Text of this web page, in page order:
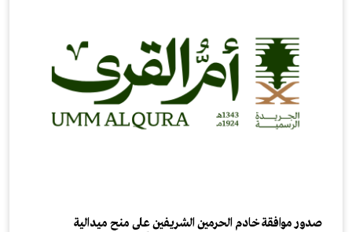
صدور موافقة خادم الحرمين الشريفين على منح ميدالية